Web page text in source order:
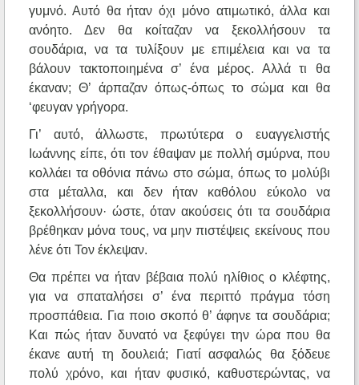
γυμνό. Αυτό θα ήταν όχι μόνο ατιμωτικό, άλλα και
ανόητο. Δεν θα κοίταζαν να ξεκολλήσουν τα
σουδάρια, να τα τυλίξουν με επιμέλεια και να τα
βάλουν τακτοποιημένα σ’ ένα μέρος. Αλλά τι θα
έκαναν; Θ’ άρπαζαν όπως-όπως το σώμα και θα
‘φευγαν γρήγορα.
Γι’ αυτό, άλλωστε, πρωτύτερα ο ευαγγελιστής
Ιωάννης είπε, ότι τον έθαψαν με πολλή σμύρνα, που
κολλάει τα οθόνια πάνω στο σώμα, όπως το μολύβι
στα μέταλλα, και δεν ήταν καθόλου εύκολο να
ξεκολλήσουν· ώστε, όταν ακούσεις ότι τα σουδάρια
βρέθηκαν μόνα τους, να μην πιστέψεις εκείνους που
λένε ότι Τον έκλεψαν.
Θα πρέπει να ήταν βέβαια πολύ ηλίθιος ο κλέφτης,
για να σπαταλήσει σ’ ένα περιττό πράγμα τόση
προσπάθεια. Για ποιο σκοπό θ’ άφηνε τα σουδάρια;
Και πώς ήταν δυνατό να ξεφύγει την ώρα που θα
έκανε αυτή τη δουλειά; Γιατί ασφαλώς θα ξόδευε
πολύ χρόνο, και ήταν φυσικό, καθυστερώντας, να